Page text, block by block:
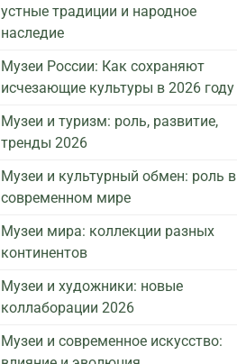
устные традиции и народное
наследие
Музеи России: Как сохраняют
исчезающие культуры в 2026 году
Музеи и туризм: роль, развитие,
тренды 2026
Музеи и культурный обмен: роль в
современном мире
Музеи мира: коллекции разных
континентов
Музеи и художники: новые
коллаборации 2026
Музеи и современное искусство: